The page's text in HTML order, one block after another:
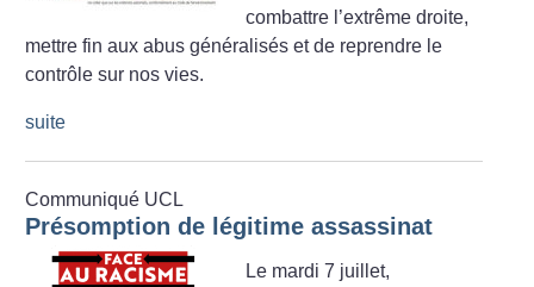
combattre l’extrême droite,
mettre fin aux abus généralisés et de reprendre le
contrôle sur nos vies.
suite
Communiqué UCL
Présomption de légitime assassinat
Le mardi 7 juillet,